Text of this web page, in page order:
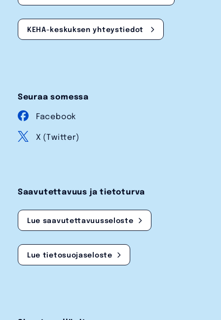
KEHA-keskuksen yhteystiedot
Seuraa somessa
Facebook
X (Twitter)
Saavutettavuus ja tietoturva
Lue saavutettavuusseloste
Lue tietosuojaseloste